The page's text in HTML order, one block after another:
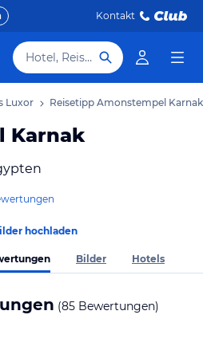
Kontakt
Hotel, Reiseziel
Luxor Reisetipp Amonstempel Karnak
Karnak
hochladen
Bilder Hotels
(85 Bewertungen)